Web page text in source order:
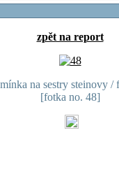
zpět na report
na sestry steinovy /
[fotka no. 48]